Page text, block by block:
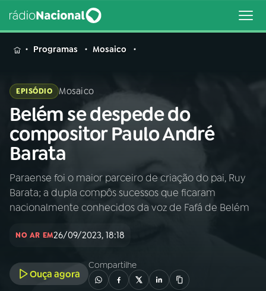
MENU
Buscar
na
Rádio
Nacional
Buscar
AO VIVO
Programas Mosaico
EPISÓDIO Mosaico
Belém se despede do
compositor Paulo André
Barata
Paraense foi o maior parceiro de criação do pai, Ruy
Barata; a dupla compôs sucessos que ficaram
nacionalmente conhecidos da voz de Fafá de Belém
NO AR EM26/09/2023, 18:18
Ouça agora
Compartilhe